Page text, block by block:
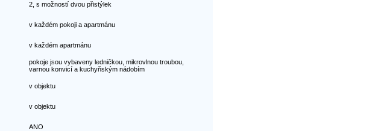
2, s možností dvou přistýlek
v každém pokoji a apartmánu
v každém apartmánu
pokoje jsou vybaveny ledničkou, mikrovlnou troubou,
varnou konvicí a kuchyňským nádobím
v objektu
v objektu
ANO